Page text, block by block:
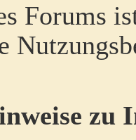
Forums
zu